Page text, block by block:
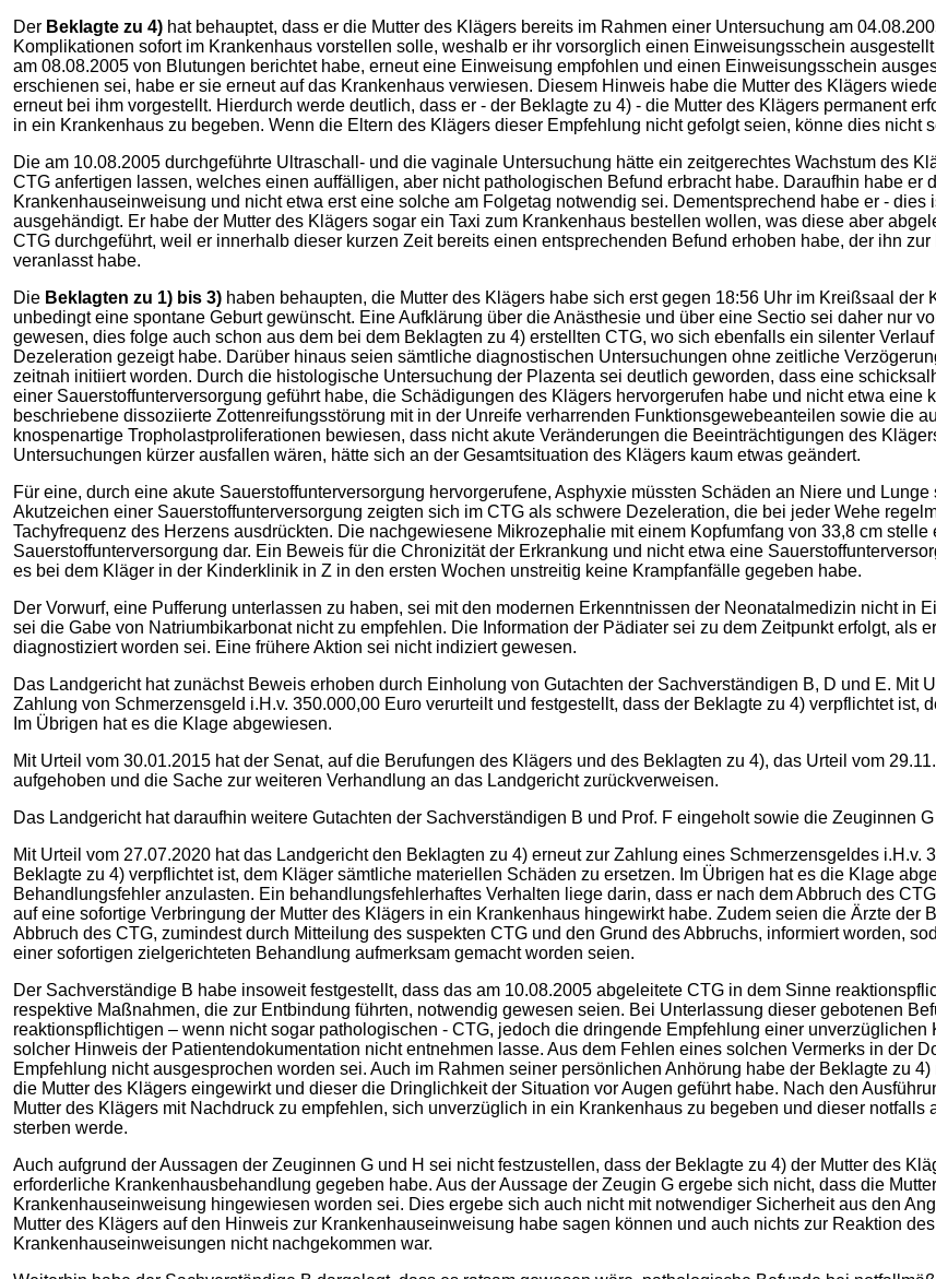
Der Beklagte zu 4) hat behauptet, dass er die Mutter des Klägers bereits im Rahmen einer Untersuchung am
Komplikationen sofort im Krankenhaus vorstellen solle, weshalb er ihr vorsorglich einen Einweisungsschein
am 08.08.2005 von Blutungen berichtet habe, erneut eine Einweisung empfohlen und einen Einweisungsschein
erschienen sei, habe er sie erneut auf das Krankenhaus verwiesen. Diesem Hinweis habe die Mutter des Klägers
erneut bei ihm vorgestellt. Hierdurch werde deutlich, dass er - der Beklagte zu 4) - die Mutter des Klägers permanent
in ein Krankenhaus zu begeben. Wenn die Eltern des Klägers dieser Empfehlung nicht gefolgt seien, könne dies nicht
Die am 10.08.2005 durchgeführte Ultraschall- und die vaginale Untersuchung hätte ein zeitgerechtes Wachstum des
CTG anfertigen lassen, welches einen auffälligen, aber nicht pathologischen Befund erbracht habe. Daraufhin habe er
Krankenhauseinweisung und nicht etwa erst eine solche am Folgetag notwendig sei. Dementsprechend habe er -
ausgehändigt. Er habe der Mutter des Klägers sogar ein Taxi zum Krankenhaus bestellen wollen, was diese aber
CTG durchgeführt, weil er innerhalb dieser kurzen Zeit bereits einen entsprechenden Befund erhoben habe, der ihn
veranlasst habe.
Die Beklagten zu 1) bis 3) haben behaupten, die Mutter des Klägers habe sich erst gegen 18:56 Uhr im Kreißsaal
unbedingt eine spontane Geburt gewünscht. Eine Aufklärung über die Anästhesie und über eine Sectio sei daher nur
gewesen, dies folge auch schon aus dem bei dem Beklagten zu 4) erstellten CTG, wo sich ebenfalls ein silenter
Dezeleration gezeigt habe. Darüber hinaus seien sämtliche diagnostischen Untersuchungen ohne zeitliche
zeitnah initiiert worden. Durch die histologische Untersuchung der Plazenta sei deutlich geworden, dass eine
einer Sauerstoffunterversorgung geführt habe, die Schädigungen des Klägers hervorgerufen habe und nicht etwa
beschriebene dissoziierte Zottenreifungsstörung mit in der Unreife verharrenden Funktionsgewebeanteilen sowie die
knospenartige Tropholastproliferationen bewiesen, dass nicht akute Veränderungen die Beeinträchtigungen des
Untersuchungen kürzer ausfallen wären, hätte sich an der Gesamtsituation des Klägers kaum etwas geändert.
Für eine, durch eine akute Sauerstoffunterversorgung hervorgerufene, Asphyxie müssten Schäden an Niere und
Akutzeichen einer Sauerstoffunterversorgung zeigten sich im CTG als schwere Dezeleration, die bei jeder Wehe
Tachyfrequenz des Herzens ausdrückten. Die nachgewiesene Mikrozephalie mit einem Kopfumfang von 33,8 cm
Sauerstoffunterversorgung dar. Ein Beweis für die Chronizität der Erkrankung und nicht etwa eine
es bei dem Kläger in der Kinderklinik in Z in den ersten Wochen unstreitig keine Krampfanfälle gegeben habe.
Der Vorwurf, eine Pufferung unterlassen zu haben, sei mit den modernen Erkenntnissen der Neonatalmedizin nicht in
sei die Gabe von Natriumbikarbonat nicht zu empfehlen. Die Information der Pädiater sei zu dem Zeitpunkt erfolgt, als
diagnostiziert worden sei. Eine frühere Aktion sei nicht indiziert gewesen.
Das Landgericht hat zunächst Beweis erhoben durch Einholung von Gutachten der Sachverständigen B, D und E. Mit
Zahlung von Schmerzensgeld i.H.v. 350.000,00 Euro verurteilt und festgestellt, dass der Beklagte zu 4) verpflichtet ist,
Im Übrigen hat es die Klage abgewiesen.
Mit Urteil vom 30.01.2015 hat der Senat, auf die Berufungen des Klägers und des Beklagten zu 4), das Urteil vom
aufgehoben und die Sache zur weiteren Verhandlung an das Landgericht zurückverweisen.
Das Landgericht hat daraufhin weitere Gutachten der Sachverständigen B und Prof. F eingeholt sowie die Zeuginnen
Mit Urteil vom 27.07.2020 hat das Landgericht den Beklagten zu 4) erneut zur Zahlung eines Schmerzensgeldes i.H.v.
Beklagte zu 4) verpflichtet ist, dem Kläger sämtliche materiellen Schäden zu ersetzen. Im Übrigen hat es die Klage
Behandlungsfehler anzulasten. Ein behandlungsfehlerhaftes Verhalten liege darin, dass er nach dem Abbruch des
auf eine sofortige Verbringung der Mutter des Klägers in ein Krankenhaus hingewirkt habe. Zudem seien die Ärzte der
Abbruch des CTG, zumindest durch Mitteilung des suspekten CTG und den Grund des Abbruchs, informiert worden,
einer sofortigen zielgerichteten Behandlung aufmerksam gemacht worden seien.
Der Sachverständige B habe insoweit festgestellt, dass das am 10.08.2005 abgeleitete CTG in dem Sinne
respektive Maßnahmen, die zur Entbindung führten, notwendig gewesen seien. Bei Unterlassung dieser gebotenen
reaktionspflichtigen – wenn nicht sogar pathologischen - CTG, jedoch die dringende Empfehlung einer
solcher Hinweis der Patientendokumentation nicht entnehmen lasse. Aus dem Fehlen eines solchen Vermerks in der
Empfehlung nicht ausgesprochen worden sei. Auch im Rahmen seiner persönlichen Anhörung habe der Beklagte zu
die Mutter des Klägers eingewirkt und dieser die Dringlichkeit der Situation vor Augen geführt habe. Nach den
Mutter des Klägers mit Nachdruck zu empfehlen, sich unverzüglich in ein Krankenhaus zu begeben und dieser
sterben werde.
Auch aufgrund der Aussagen der Zeuginnen G und H sei nicht festzustellen, dass der Beklagte zu 4) der Mutter des
erforderliche Krankenhausbehandlung gegeben habe. Aus der Aussage der Zeugin G ergebe sich nicht, dass die
Krankenhauseinweisung hingewiesen worden sei. Dies ergebe sich auch nicht mit notwendiger Sicherheit aus den
Mutter des Klägers auf den Hinweis zur Krankenhauseinweisung habe sagen können und auch nichts zur Reaktion
Krankenhauseinweisungen nicht nachgekommen war.